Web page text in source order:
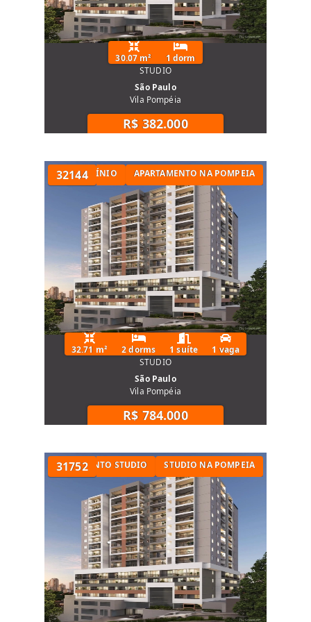
30.07 m²
1 dorm
STUDIO
São Paulo
Vila Pompéia
R$ 382.000
32144
EM CONDOMÍNIO APARTAMENTO NA POMPEIA
32.71 m² 2 dorms 1 suíte
1 vaga
STUDIO
São Paulo
Vila Pompéia
R$ 784.000
31752
APARTAMENTO STUDIO STUDIO NA POMPEIA